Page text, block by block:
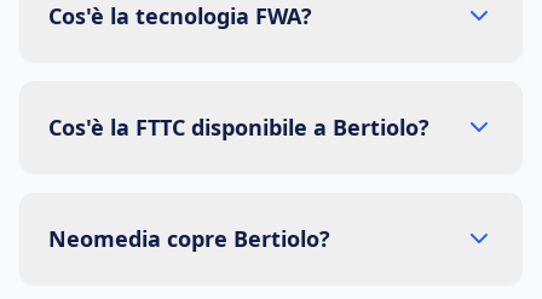
Cos'è la tecnologia FWA?
Cos'è la FTTC disponibile a Bertiolo?
Neomedia copre Bertiolo?